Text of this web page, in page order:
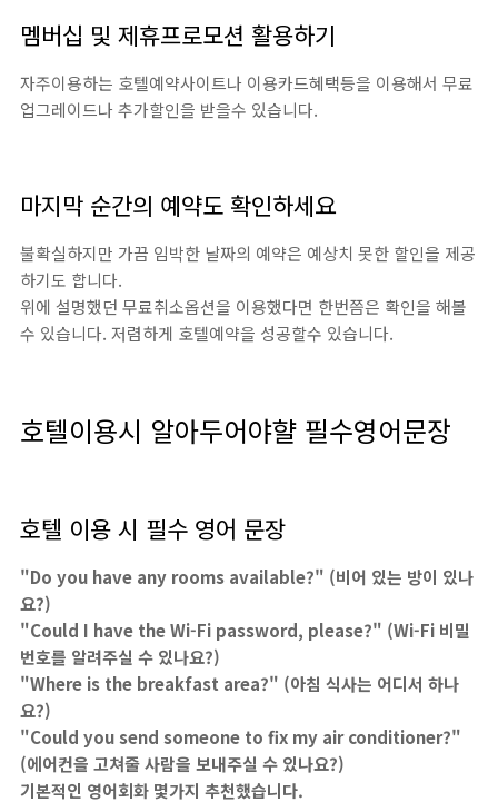
멤버십 및 제휴프로모션 활용하기
자주이용하는 호텔예약사이트나 이용카드혜택등을 이용해서 무료
업그레이드나 추가할인을 받을수 있습니다.
마지막 순간의 예약도 확인하세요
불확실하지만 가끔 임박한 날짜의 예약은 예상치 못한 할인을 제공
하기도 합니다.
위에 설명했던 무료취소옵션을 이용했다면 한번쯤은 확인을 해볼
수 있습니다. 저렴하게 호텔예약을 성공할수 있습니다.
호텔이용시 알아두어야햘 필수영어문장
호텔 이용 시 필수 영어 문장
"Do you have any rooms available?" (비어 있는 방이 있나
요?)
"Could I have the Wi-Fi password, please?" (Wi-Fi 비밀
번호를 알려주실 수 있나요?)
"Where is the breakfast area?" (아침 식사는 어디서 하나
요?)
"Could you send someone to fix my air conditioner?"
(에어컨을 고쳐줄사람을 보내주실 수 있나요?)
기본적인 영어회화 몇가지 추천했습니다.